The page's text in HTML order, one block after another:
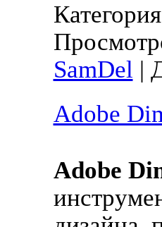
SamDel |
Adobe
Adobe